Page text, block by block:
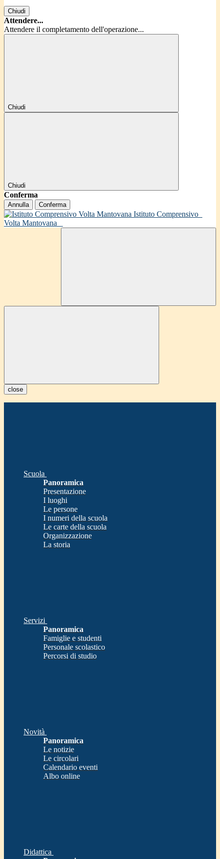
Chiudi
Attendere...
Attendere il completamento dell'operazione...
Chiudi
Chiudi
Conferma
Annulla Conferma
Istituto Comprensivo
Volta Mantovana
close
Scuola
Panoramica
Presentazione
I luoghi
Le persone
I numeri della scuola
Le carte della scuola
Organizzazione
La storia
Servizi
Panoramica
Famiglie e studenti
Personale scolastico
Percorsi di studio
Novità
Panoramica
Le notizie
Le circolari
Calendario eventi
Albo online
Didattica